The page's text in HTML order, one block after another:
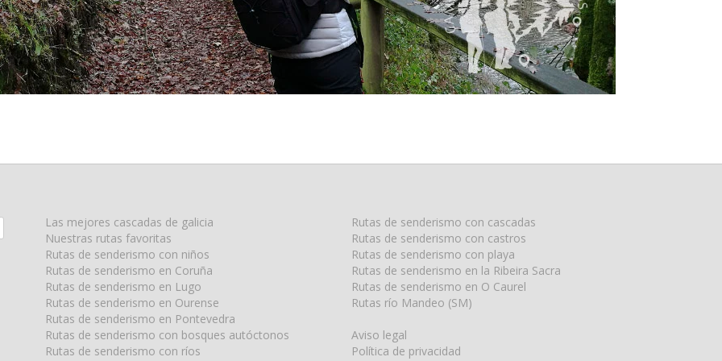
Las mejores cascadas de galicia
Nuestras rutas favoritas
Rutas de senderismo con niños
Rutas de senderismo en Coruña
Rutas de senderismo en Lugo
Rutas de senderismo en Ourense
Rutas de senderismo en Pontevedra
Rutas de senderismo con bosques autóctonos
Rutas de senderismo con ríos
Rutas de senderismo con cascadas
Rutas de senderismo con castros
Rutas de senderismo con playa
Rutas de senderismo en la Ribeira Sacra
Rutas de senderismo en O Caurel
Rutas río Mandeo (SM)
Aviso legal
Política de privacidad